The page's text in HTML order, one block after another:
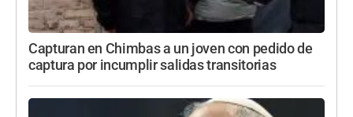
Capturan en Chimbas a un joven con pedido de
captura por incumplir salidas transitorias